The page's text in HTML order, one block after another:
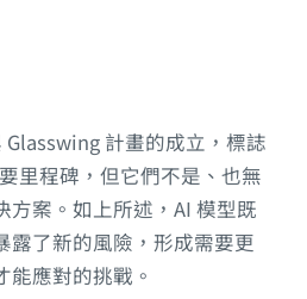
計畫的成立，標誌
里程碑，但它們不是、也無
方案。如上所述，AI 模型既
露了新的風險，形成需要更
能應對的挑戰。